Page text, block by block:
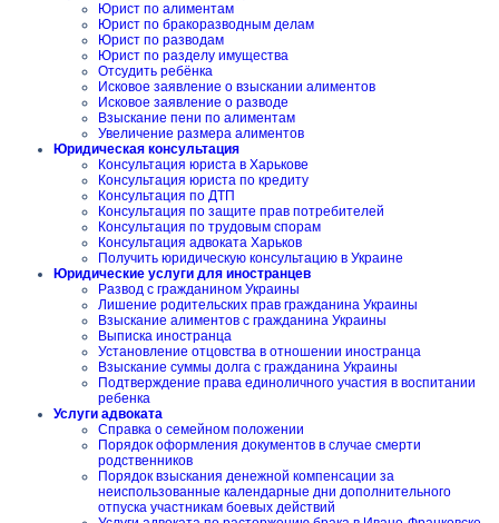
Юрист по алиментам
Юрист по бракоразводным делам
Юрист по разводам
Юрист по разделу имущества
Отсудить ребёнка
Исковое заявление о взыскании алиментов
Исковое заявление о разводе
Взыскание пени по алиментам
Увеличение размера алиментов
Юридическая консультация
Консультация юриста в Харькове
Консультация юриста по кредиту
Консультация по ДТП
Консультация по защите прав потребителей
Консультация по трудовым спорам
Консультация адвоката Харьков
Получить юридическую консультацию в Украине
Юридические услуги для иностранцев
Развод с гражданином Украины
Лишение родительских прав гражданина Украины
Взыскание алиментов с гражданина Украины
Выписка иностранца
Установление отцовства в отношении иностранца
Взыскание суммы долга с гражданина Украины
Подтверждение права единоличного участия в воспитании
ребенка
Услуги адвоката
Справка о семейном положении
Порядок оформления документов в случае смерти
родственников
Порядок взыскания денежной компенсации за
неиспользованные календарные дни дополнительного
отпуска участникам боевых действий